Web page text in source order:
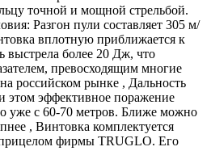
точной и мощной стрельбой.
Разгон пули составляет 305 м/
вплотную приближается к
выстрела более 20 Дж, что
превосходящим многие
российском рынке , Дальность
этом эффективное поражение
уже с 60-70 метров. Ближе можно
, Винтовка комплектуется
фирмы TRUGLO. Его